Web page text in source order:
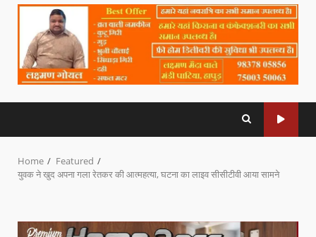
Home
Featured
युवक ने खुद अपना गला रेतकर की आत्महत्या, घटना का लाइव सीसीटीवी आया सामने